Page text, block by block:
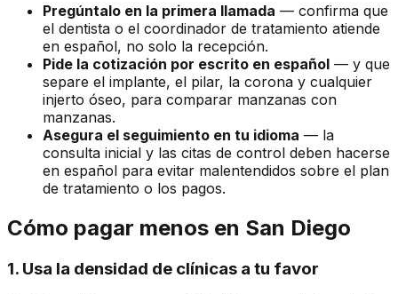
Pregúntalo en la primera llamada — confirma que
el dentista o el coordinador de tratamiento atiende
en español, no solo la recepción.
Pide la cotización por escrito en español — y que
separe el implante, el pilar, la corona y cualquier
injerto óseo, para comparar manzanas con
manzanas.
Asegura el seguimiento en tu idioma — la
consulta inicial y las citas de control deben hacerse
en español para evitar malentendidos sobre el plan
de tratamiento o los pagos.
Cómo pagar menos en San Diego
1. Usa la densidad de clínicas a tu favor